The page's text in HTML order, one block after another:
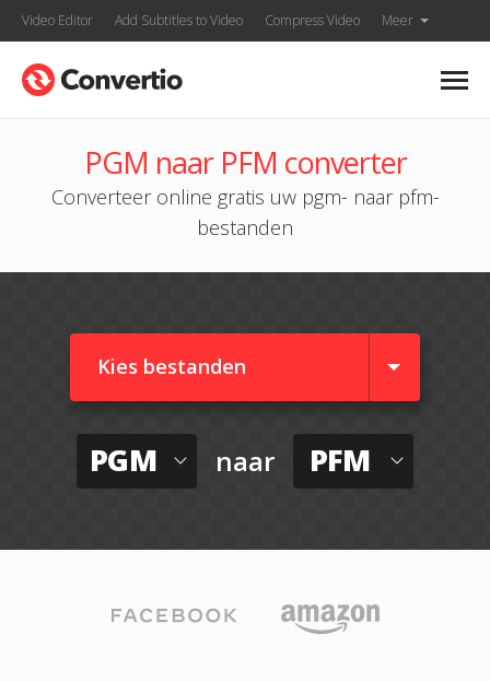
Video Editor Add Subtitles to Video Compress Video Meer
PGM naar PFM converter
Converteer online gratis uw pgm- naar pfm-
bestanden
Kies bestanden
PGM naar PFM